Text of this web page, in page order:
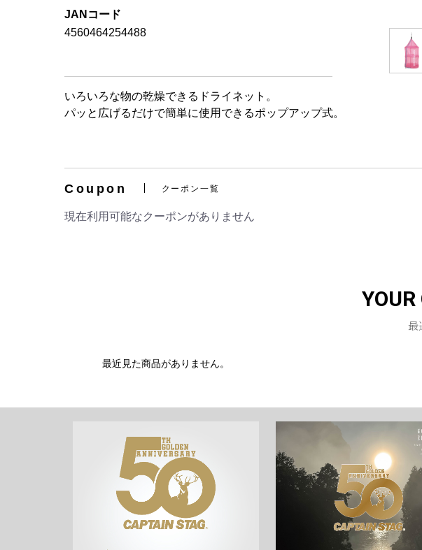
お買
JANコード
4560464254488
いろいろな物の乾燥できるドライネット。
パッと広げるだけで簡単に使用できるポップアップ式。
Coupon クーポン一覧
現在利用可能なクーポンがありません
最
最近見た商品がありません。